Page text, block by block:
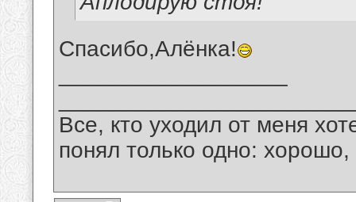
Спасибо,Алёнка!
Все, кто уходил от меня
понял только одно: